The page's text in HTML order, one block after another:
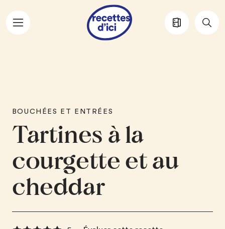
Aller au contenu principal
BOUCHÉES ET ENTRÉES
Tartines à la
courgette et au
cheddar